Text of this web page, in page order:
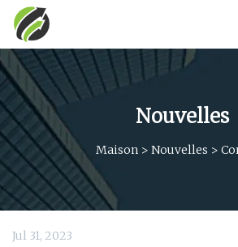
Nouvelles
Maison > Nouvelles >
Jul 31, 2023